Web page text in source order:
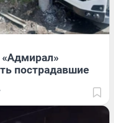
пострадавшие